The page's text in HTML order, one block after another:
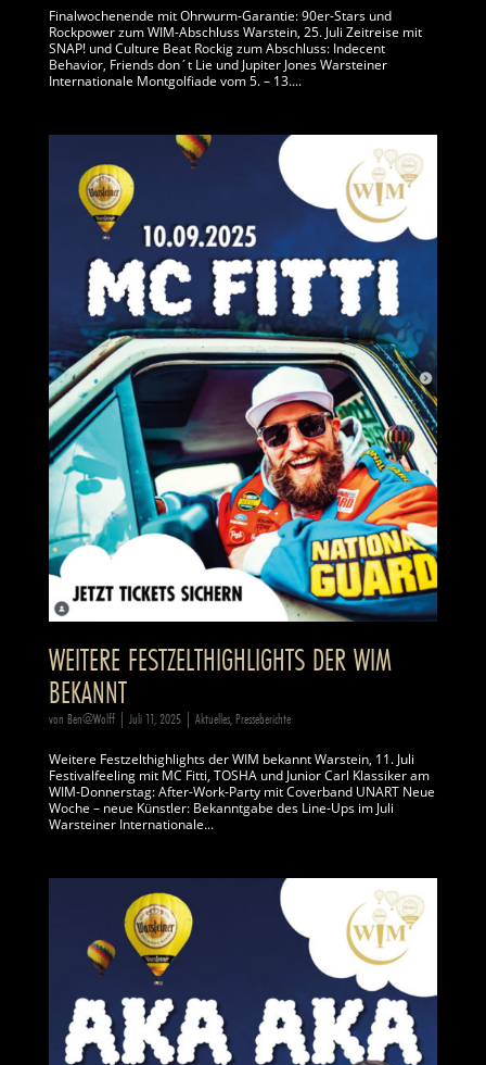
Finalwochenende mit Ohrwurm-Garantie: 90er-Stars und
Rockpower zum WIM-Abschluss Warstein, 25. Juli Zeitreise mit
SNAP! und Culture Beat Rockig zum Abschluss: Indecent
Behavior, Friends don´t Lie und Jupiter Jones Warsteiner
Internationale Montgolfiade vom 5. – 13....
WEITERE FESTZELTHIGHLIGHTS DER WIM
BEKANNT
von Ben@Wolff| Juli 11, 2025| Aktuelles,Presseberichte
Weitere Festzelthighlights der WIM bekannt Warstein, 11. Juli
Festivalfeeling mit MC Fitti, TOSHA und Junior Carl Klassiker am
WIM-Donnerstag: After-Work-Party mit Coverband UNART Neue
Woche – neue Künstler: Bekanntgabe des Line-Ups im Juli
Warsteiner Internationale...